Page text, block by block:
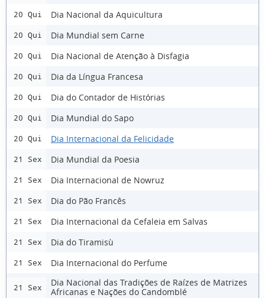
20 Qui Dia Nacional da Aquicultura
20 Qui Dia Mundial sem Carne
20 Qui Dia Nacional de Atenção à Disfagia
20 Qui Dia da Língua Francesa
20 Qui Dia do Contador de Histórias
20 Qui Dia Mundial do Sapo
20 Qui Dia Internacional da Felicidade
21 Sex Dia Mundial da Poesia
21 Sex Dia Internacional de Nowruz
21 Sex Dia do Pão Francês
21 Sex Dia Internacional da Cefaleia em Salvas
21 Sex Dia do Tiramisù
21 Sex Dia Internacional do Perfume
21 Sex
Dia Nacional das Tradições de Raízes de Matrizes
Africanas e Nações do Candomblé